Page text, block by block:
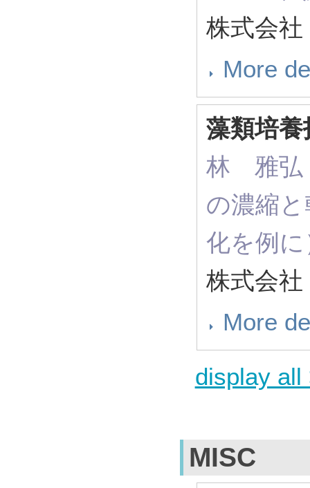
株式会
More
藻類培養
林 雅弘
の濃縮
化を例に
株式会
More
display all
MISC